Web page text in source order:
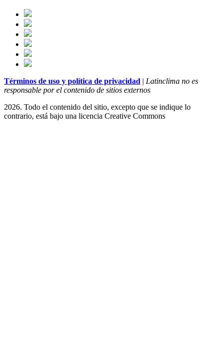
Términos de uso y política de privacidad | Latinclima no es
responsable por el contenido de sitios externos
2026. Todo el contenido del sitio, excepto que se indique lo
contrario, está bajo una licencia Creative Commons